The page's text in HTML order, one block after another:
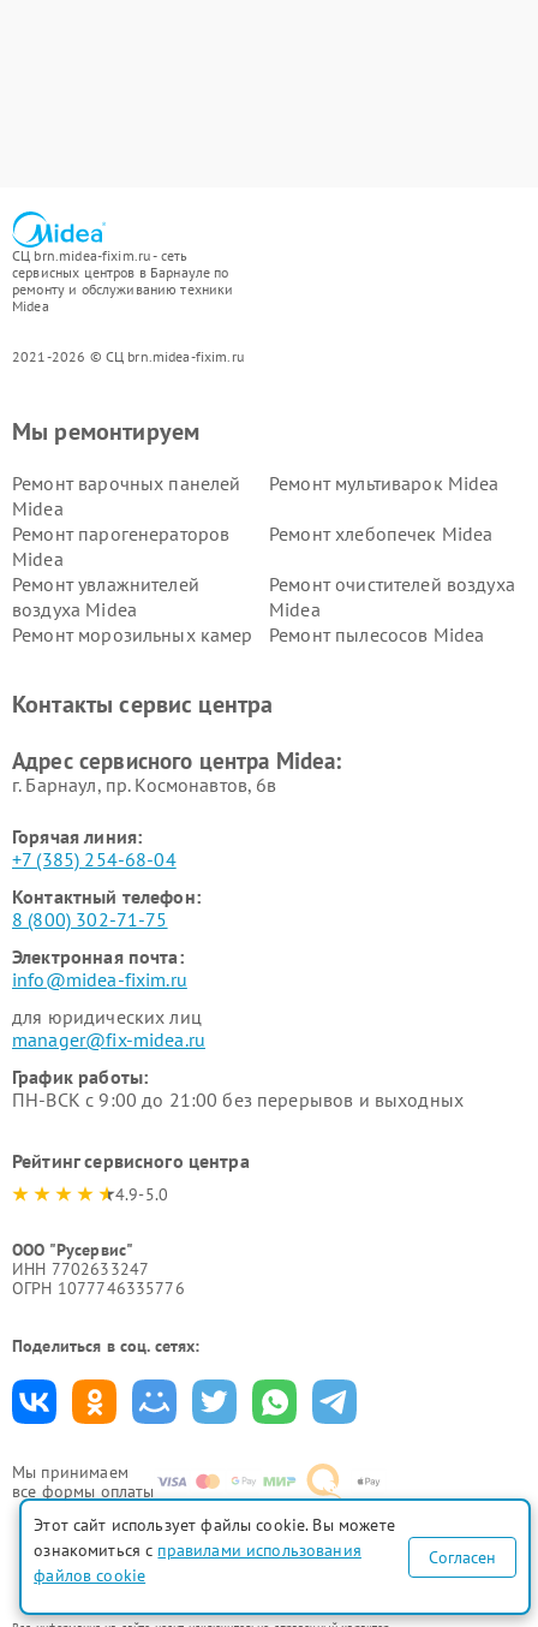
СЦ brn.midea-fixim.ru - сеть
сервисных центров в Барнауле по
ремонту и обслуживанию техники
Midea
2021-2026 © СЦ brn.midea-fixim.ru
Мы принимаем
все формы оплаты
Мы ремонтируем
Ремонт варочных панелей
Midea
Ремонт мультиварок Midea
Ремонт парогенераторов
Midea
Ремонт хлебопечек Midea
Ремонт увлажнителей
воздуха Midea
Ремонт очистителей воздуха
Midea
Ремонт морозильных камер
Ремонт пылесосов Midea
пылесосов Midea
Midea
Контакты сервис центра
Адрес сервисного центра Midea:
г. Барнаул, ​пр. Космонавтов, 6в
Горячая линия:
+7 (385) 254-68-04
Контактный телефон:
8 (800) 302-71-75
Электронная почта:
info@midea-fixim.ru
для юридических лиц
manager@fix-midea.ru
График работы:
ПН-ВСК с 9:00 до 21:00 без перерывов и выходных
Рейтинг сервисного центра
4.9-5.0
ООО "Русервис"
ИНН 7702633247
ОГРН 1077746335776
Поделиться в соц. сетях:
Политика конфиденциальности
Этот сайт использует файлы cookie. Вы можете
ознакомиться с правилами использования
файлов cookie
Согласен